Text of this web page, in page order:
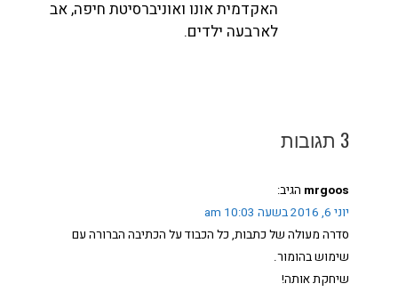
האקדמית אונו ואוניברסיטת חיפה, אב
לארבעה ילדים.
3 תגובות
mrgoos הגיב:
יוני 6, 2016 בשעה 10:03 am
סדרה מעולה של כתבות, כל הכבוד על הכתיבה הברורה עם
שימוש בהומור.
שיחקת אותה!